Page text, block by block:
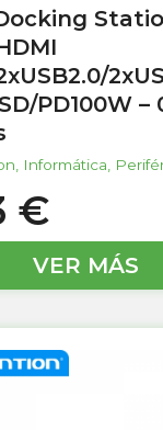
PD100W –
Informática
€
VER MÁS